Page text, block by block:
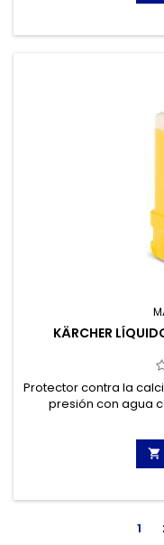
KÄRCHER
Protector contra la
presión con agua
integrado.
restos de cal en el

1